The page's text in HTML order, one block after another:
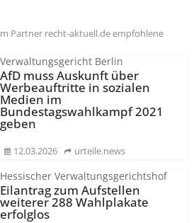
Partner recht-aktuell.de empfohlene
Verwaltungsgericht Berlin
AfD muss Auskunft über
Werbeauftritte in sozialen
Medien im
Bundestagswahlkampf 2021
geben
12.03.2026 urteile.news
Hessischer Verwaltungsgerichtshof
Eilantrag zum Aufstellen
weiterer 288 Wahlplakate
erfolglos